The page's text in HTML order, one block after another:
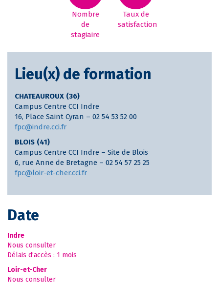
Nombre
de
stagiaire
Taux de
satisfaction
Lieu(x) de formation
CHATEAUROUX (36)
Campus Centre CCI Indre
16, Place Saint Cyran – 02 54 53 52 00
fpc@indre.cci.fr
BLOIS (41)
Campus Centre CCI Indre – Site de Blois
6, rue Anne de Bretagne – 02 54 57 25 25
fpc@loir-et-cher.cci.fr
Date
Indre
Nous consulter
Délais d’accès : 1 mois
Loir-et-Cher
Nous consulter